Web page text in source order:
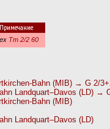
Примечание
ex Tm 2/2 60
Bahn (MIB) → G 2/
Landquart–Davos (LD) →
Bahn (MIB)
Landquart–Davos (LD)